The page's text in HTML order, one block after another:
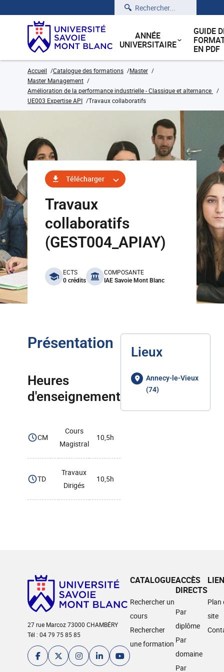
Rechercher
ANNÉE
UNIVERSITAIRE
GUIDE
EN PDF
Accueil Catalogue des formations
Master
Master Management
Amélioration de la performance industrielle - Classique et alternance
UE003 Expertise API
Travaux collaboratifs
Télécharger
Travaux
collaboratifs
(GEST004_APIAY)
benefits
ECTS
0 crédits
COMPOSANTE
IAE Savoie Mont Blanc
Présentation
Heures
d'enseignement
CM
Cours
Magistral
10,5h
TD
Travaux
Dirigés
10,5h
Lieux
Annecy-le-Vieux
(74)
27 rue Marcoz 73000 CHAMBÉRY
Tél : 04 79 75 85 85
CATALOGUE
Rechercher un
cours
Rechercher
une formation
ACCÈS
DIRECTS
Par
diplôme
Par
domaine
Par
Plan
site